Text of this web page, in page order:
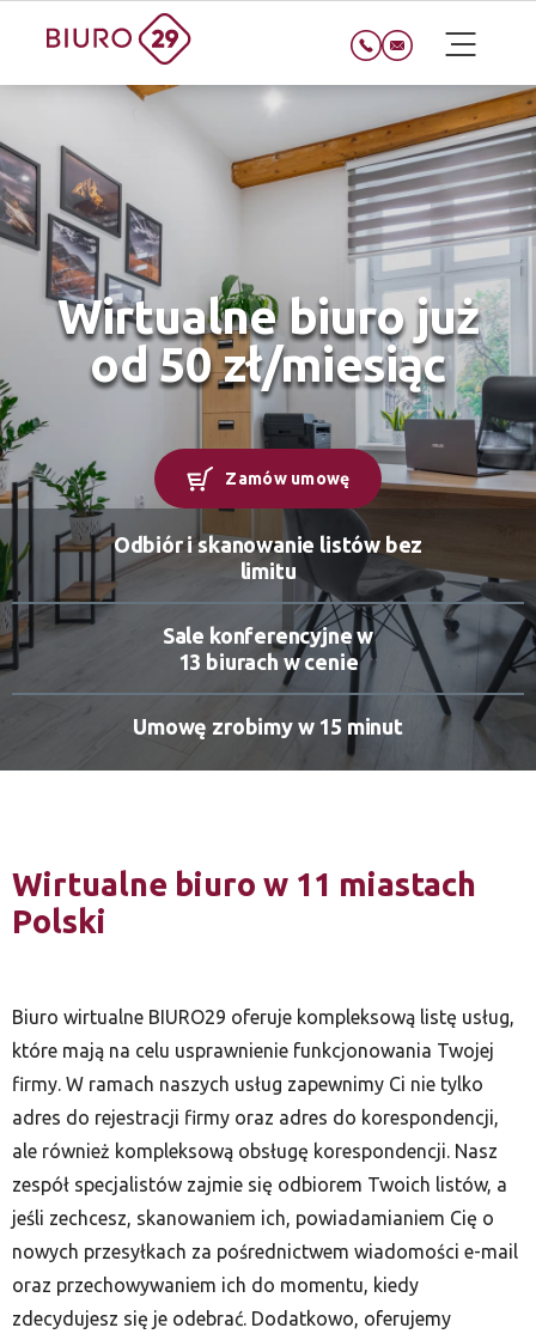
Wirtualne biuro już
od 50 zł/miesiąc
Odbiór i skanowanie listów bez
limitu
Sale konferencyjne w
13 biurach w cenie
Umowę zrobimy w 15 minut
Zamów umowę
Wirtualne biuro w 11 miastach
Polski
Biuro wirtualne BIURO29 oferuje kompleksową listę usług,
które mają na celu usprawnienie funkcjonowania Twojej
firmy. W ramach naszych usług zapewnimy Ci nie tylko
adres do rejestracji firmy oraz adres do korespondencji,
ale również kompleksową obsługę korespondencji. Nasz
zespół specjalistów zajmie się odbiorem Twoich listów, a
jeśli zechcesz, skanowaniem ich, powiadamianiem Cię o
nowych przesyłkach za pośrednictwem wiadomości e-mail
oraz przechowywaniem ich do momentu, kiedy
zdecydujesz się je odebrać. Dodatkowo, oferujemy